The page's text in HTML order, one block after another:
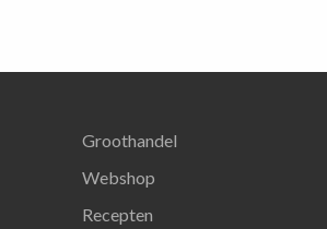
Groothandel
Webshop
Recepten